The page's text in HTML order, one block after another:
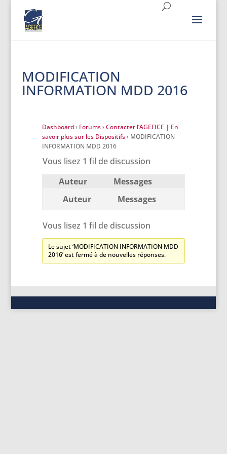
MODIFICATION
INFORMATION MDD 2016
Dashboard › Forums › Contacter l’AGEFICE | En
savoir plus sur les Dispositifs › MODIFICATION
INFORMATION MDD 2016
Vous lisez 1 fil de discussion
Auteur
Messages
Auteur
Messages
Vous lisez 1 fil de discussion
Le sujet ‘MODIFICATION INFORMATION MDD
2016’ est fermé à de nouvelles réponses.